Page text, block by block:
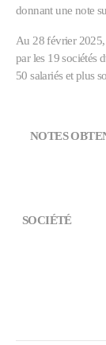
donnant une note
Au 28 février 2025,
par les 19 sociétés
50 salariés et plus
NOTES
SOCIÉTÉ